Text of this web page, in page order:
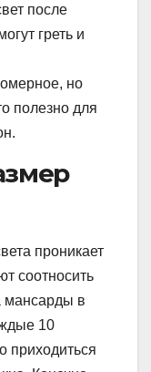
после
греть и
но
полезно для
проникает
соотносить
мансарды в
10
приходиться